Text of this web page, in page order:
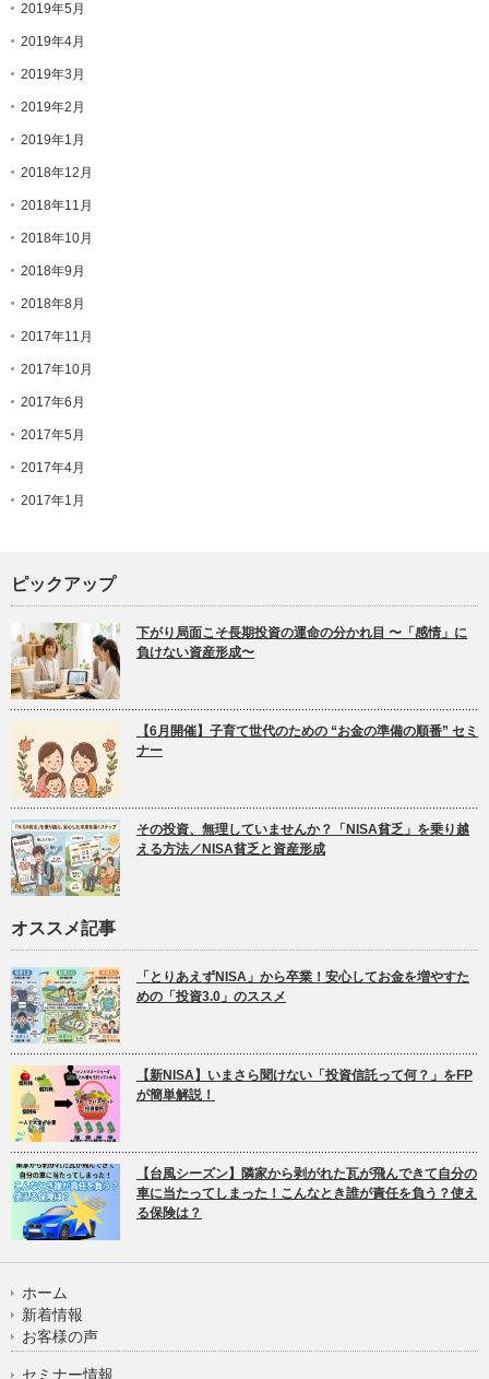
2019年5月
2019年4月
2019年3月
2019年2月
2019年1月
2018年12月
2018年11月
2018年10月
2018年9月
2018年8月
2017年11月
2017年10月
2017年6月
2017年5月
2017年4月
2017年1月
ピックアップ
下がり局面こそ長期投資の運命の分かれ目 〜「感情」に
負けない資産形成〜
【6月開催】子育て世代のための “お金の準備の順番” セミ
ナー
その投資、無理していませんか？「NISA貧乏」を乗り越
える方法／NISA貧乏と資産形成
オススメ記事
「とりあえずNISA」から卒業！安心してお金を増やすた
めの「投資3.0」のススメ
【新NISA】いまさら聞けない「投資信託って何？」をFP
が簡単解説！
【台風シーズン】隣家から剥がれた瓦が飛んできて自分の
車に当たってしまった！こんなとき誰が責任を負う？使え
る保険は？
ホーム
新着情報
お客様の声
セミナー情報